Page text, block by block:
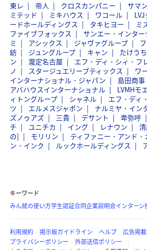
東レ 帝人 クロスカンパニー
サマ
ミテッド
ミキハウス ワコール
ードホールディングス
タキヒヨー ミ
ファイブフォックス
サンエー・インタ
ミ
アシックス ジャヴァグループ
紡
ジュングループ キャン たけう
ン
瀧定名古屋 エフ・ディ・シィ・フ
ノ
スタージュエリーブティックス ワ
インターナショナル・ジャパン
島田商事
アバハウスインターナショナル
LVMHモ
ィトングループ
シャネル
エフ・ディ
ツ
エルメスジャポン ナルミヤ・イン
ズノゥアズ
三貴 デサント 卑弥呼
チ
ユニチカ イング レナウン
の]
モリリン
ティファニー・アンド
ン・インク
ルックホールディングス
キーワード
みん就の使い方学生認証合同企業説明会インターン
利用規約 掲示板ガイドライン ヘルプ 広告掲載
プライバシーポリシー
外部送信ポリシー